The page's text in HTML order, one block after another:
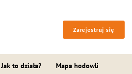
Zarejestruj się
Jak to działa? Mapa hodowli